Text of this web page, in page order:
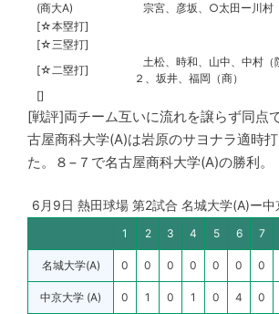
(商大A)
宗宮、彦坂、○太田ー川村
[☆本塁打]
[☆三塁打]
[☆二塁打]
土松、時和、山中、中村
２、坂井、福岡（商）
[]
[戦評]両チーム互いに流れを譲らず同点
古屋商科大学(A)は岩原のサヨナラ適時
た。８−７で名古屋商科大学(A)の勝利。
6月9日 熱田球場 第2試合 名城大学(A)ー中
1 2 3 4 5 6 7
名城大学(A) 0 0 0 0 0 0 0
中京大学 (A) 0 1 0 1 0 4 0